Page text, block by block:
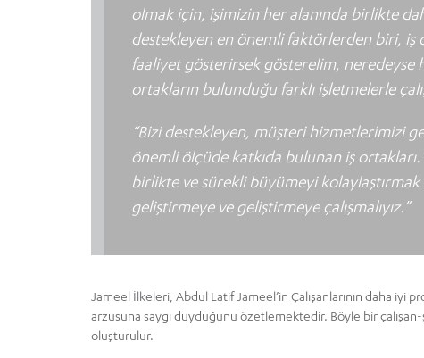
olmak için, işimizin her alanında birlikte
destekleyen en önemli faktörlerden biri, iş
faaliyet gösterirsek gösterelim, neredeyse
ortakların bulunduğu farklı işletmelerle
“Bizi destekleyen, müşteri hizmetlerimizi
önemli ölçüde katkıda bulunan iş
birlikte ve sürekli büyümeyi
geliştirmeye ve geliştirmeye çalışmalıyız.”
Jameel İlkeleri, Abdul Latif Jameel’in Çalışanlarının daha
arzusuna saygı duyduğunu özetlemektedir. Böyle bir
oluşturulur.